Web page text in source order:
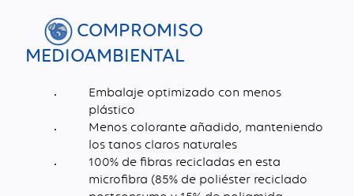
COMPROMISO
MEDIOAMBIENTAL
Embalaje optimizado con menos
plástico
Menos colorante añadido, manteniendo
los tanos claros naturales
100% de fibras recicladas en esta
microfibra (85% de poliéster reciclado